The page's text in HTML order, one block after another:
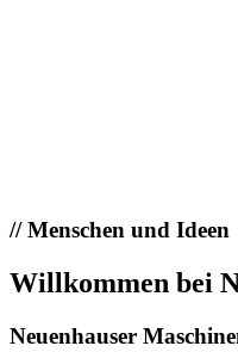
//Menschen und Ideen
Willkommen bei
Neuenhauser